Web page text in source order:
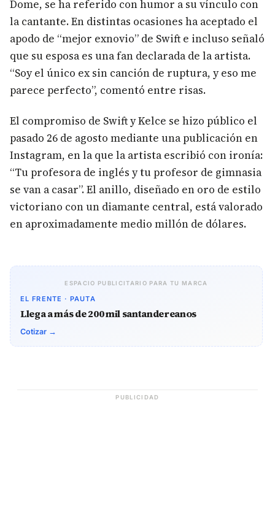
Dome, se ha referido con humor a su vínculo con
la cantante. En distintas ocasiones ha aceptado el
apodo de “mejor exnovio” de Swift e incluso señaló
que su esposa es una fan declarada de la artista.
“Soy el único ex sin canción de ruptura, y eso me
parece perfecto”, comentó entre risas.
El compromiso de Swift y Kelce se hizo público el
pasado 26 de agosto mediante una publicación en
Instagram, en la que la artista escribió con ironía:
“Tu profesora de inglés y tu profesor de gimnasia
se van a casar”. El anillo, diseñado en oro de estilo
victoriano con un diamante central, está valorado
en aproximadamente medio millón de dólares.
ESPACIO PUBLICITARIO PARA TU MARCA
EL FRENTE · PAUTA
Llega a más de 200 mil santandereanos
Cotizar →
PUBLICIDAD